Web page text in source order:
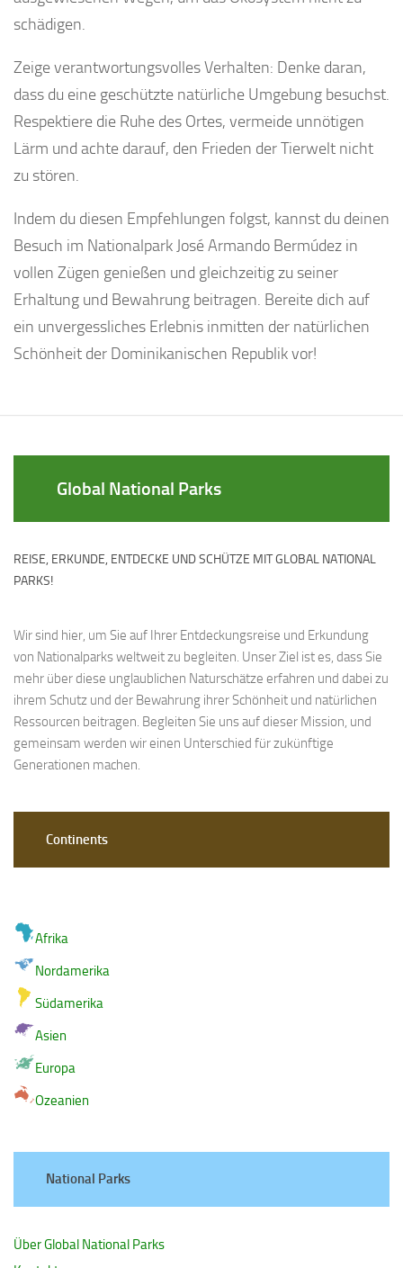
schädigen.
Zeige verantwortungsvolles Verhalten: Denke daran,
dass du eine geschützte natürliche Umgebung besuchst.
Respektiere die Ruhe des Ortes, vermeide unnötigen
Lärm und achte darauf, den Frieden der Tierwelt nicht
zu stören.
Indem du diesen Empfehlungen folgst, kannst du deinen
Besuch im Nationalpark José Armando Bermúdez in
vollen Zügen genießen und gleichzeitig zu seiner
Erhaltung und Bewahrung beitragen. Bereite dich auf
ein unvergessliches Erlebnis inmitten der natürlichen
Schönheit der Dominikanischen Republik vor!
Global National Parks
REISE, ERKUNDE, ENTDECKE UND SCHÜTZE MIT GLOBAL NATIONAL
PARKS!
Wir sind hier, um Sie auf Ihrer Entdeckungsreise und Erkundung
von Nationalparks weltweit zu begleiten. Unser Ziel ist es, dass Sie
mehr über diese unglaublichen Naturschätze erfahren und dabei zu
ihrem Schutz und der Bewahrung ihrer Schönheit und natürlichen
Ressourcen beitragen. Begleiten Sie uns auf dieser Mission, und
gemeinsam werden wir einen Unterschied für zukünftige
Generationen machen.
Continents
Afrika
Nordamerika
Südamerika
Asien
Europa
Ozeanien
National Parks
Über Global National Parks